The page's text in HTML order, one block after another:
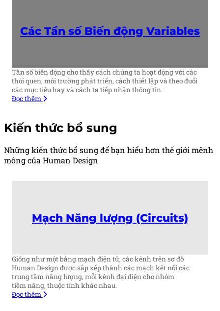
Các Tần số Biến động Variables
Tần số biến động cho thấy cách chúng ta hoạt động với các
thói quen, môi trường phát triển, cách thiết lập và theo đuổi
các mục tiêu hay và cách ta tiếp nhận thông tin.
Đọc thêm
Kiến thức bổ sung
Những kiến thức bổ sung để bạn hiểu hơn thế giới mênh
mông của Human Design
Mạch Năng lượng (Circuits)
Giống như một bảng mạch điện tử, các kênh trên sơ đồ
Human Design được sắp xếp thành các mạch kết nối các
trung tâm năng lượng, mỗi kênh đại diện cho nhóm
tiềm năng, thuộc tính khác nhau.
Đọc thêm